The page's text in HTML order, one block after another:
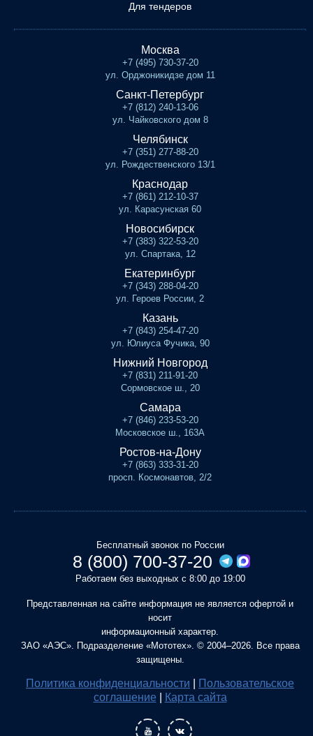
Для тендеров
Москва
+7 (495) 730-37-20
ул. Орджоникидзе дом 11
Санкт-Петербург
+7 (812) 240-13-06
ул. Чайковского дом 8
Челябинск
+7 (351) 277-88-20
ул. Рождественского 13/1
Краснодар
+7 (861) 212-10-37
ул. Карасунская 60
Новосибирск
+7 (383) 322-53-20
ул. Спартака, 12
Екатеринбург
+7 (343) 288-04-20
ул. Героев России, 2
Казань
+7 (843) 254-47-20
ул. Юлиуса Фучика, 90
Нижний Новгород
+7 (831) 211-91-20
Сормовское ш., 20
Самара
+7 (846) 233-53-20
Московское ш., 163А
Ростов-на-Дону
+7 (863) 333-31-20
просп. Космонавтов, 2/2
Бесплатный звонок по России
8 (800) 700-37-20
Работаем без выходных с 8:00 до 19:00
Представленная на сайте информация не является офертой и
носит
информационный характер.
ЗАО «АЭС». Подразделение «Мототех». © 2004–2026. Все права
защищены.
Политика конфиденциальности
Пользовательское
соглашение
Карта сайта